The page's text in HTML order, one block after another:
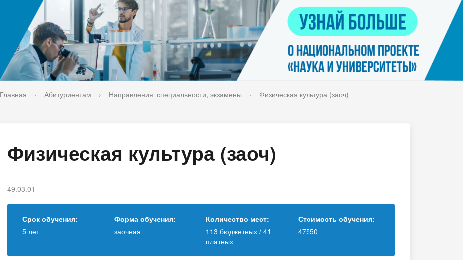
Библиотека
Контакты
Спорт-норма жизни Оценка качества образования
Нацпроект "Наука и университеты"
Попечительский совет
Единое окно по решению вопросов
поддержки молодых студенческих
семей и матерей (отцов) с детьми
Главная › Абитуриентам › Направления, специальности, экзамены › Физическая культура (заоч)
Физическая культура (заоч)
49.03.01
Срок обучения:
5 лет
Форма обучения:
заочная
Количество мест:
113 бюджетных / 41
платных
Стоимость обучения:
47550